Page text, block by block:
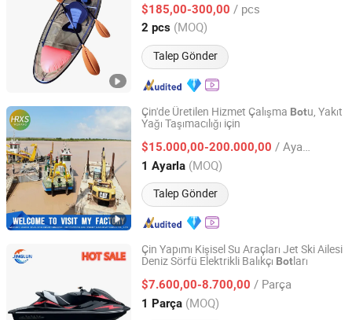
$185,00-300,00 / pcs
2 pcs (MOQ)
Talep Gönder
Anhui, China Fiyat 2023
Çin'de Üretilen Hizmet Çalışma Botu, Yakıt
Yağı Taşımacılığı için
$15.000,00-200.000,00 / Ayarla
1 Ayarla (MOQ)
Talep Gönder
Weifang Hairui Xinsheng Environmental Protection
Equipment Manufacturing Co., Ltd.
Shandong, China Fiyat 2024
Çin Yapımı Kişisel Su Araçları Jet Ski Ailesi
Deniz Sörfü Elektrikli Balıkçı Botları
$7.600,00-8.700,00 / Parça
1 Parça (MOQ)
Chongqing Agi Group Co., Ltd.
Chongqing, China Fiyat 2022